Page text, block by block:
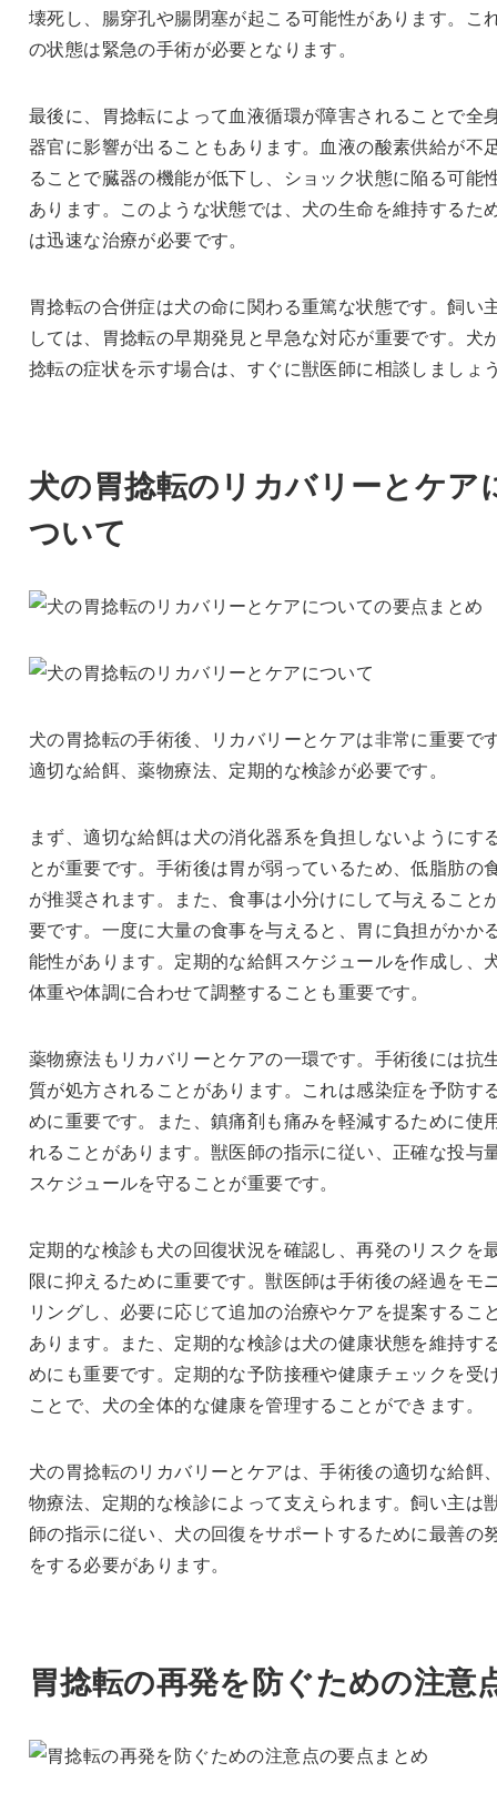
壊死し、腸穿孔や腸閉塞が起こる可能性があります。こ
の状態は緊急の手術が必要となります。
最後に、胃捻転によって血液循環が障害されることで全
器官に影響が出ることもあります。血液の酸素供給が不
ることで臓器の機能が低下し、ショック状態に陥る可能
あります。このような状態では、犬の生命を維持するた
は迅速な治療が必要です。
胃捻転の合併症は犬の命に関わる重篤な状態です。飼い
しては、胃捻転の早期発見と早急な対応が重要です。犬
捻転の症状を示す場合は、すぐに獣医師に相談しましょ
犬の胃捻転のリカバリーとケア
ついて
犬の胃捻転の手術後、リカバリーとケアは非常に重要で
適切な給餌、薬物療法、定期的な検診が必要です。
まず、適切な給餌は犬の消化器系を負担しないようにす
とが重要です。手術後は胃が弱っているため、低脂肪の
が推奨されます。また、食事は小分けにして与えること
要です。一度に大量の食事を与えると、胃に負担がかか
能性があります。定期的な給餌スケジュールを作成し、
体重や体調に合わせて調整することも重要です。
薬物療法もリカバリーとケアの一環です。手術後には抗
質が処方されることがあります。これは感染症を予防す
めに重要です。また、鎮痛剤も痛みを軽減するために使
れることがあります。獣医師の指示に従い、正確な投与
スケジュールを守ることが重要です。
定期的な検診も犬の回復状況を確認し、再発のリスクを
限に抑えるために重要です。獣医師は手術後の経過をモ
リングし、必要に応じて追加の治療やケアを提案するこ
あります。また、定期的な検診は犬の健康状態を維持す
めにも重要です。定期的な予防接種や健康チェックを受
ことで、犬の全体的な健康を管理することができます。
犬の胃捻転のリカバリーとケアは、手術後の適切な給餌
物療法、定期的な検診によって支えられます。飼い主は
師の指示に従い、犬の回復をサポートするために最善の
をする必要があります。
胃捻転の再発を防ぐための注意